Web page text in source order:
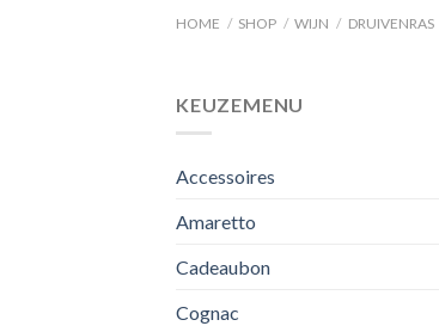
HOME / SHOP / WIJN / DRUIVENRAS
KEUZEMENU
Accessoires
Amaretto
Cadeaubon
Cognac